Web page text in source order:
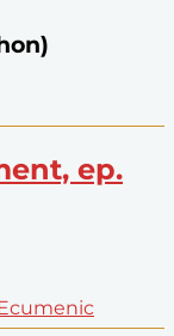
ep.